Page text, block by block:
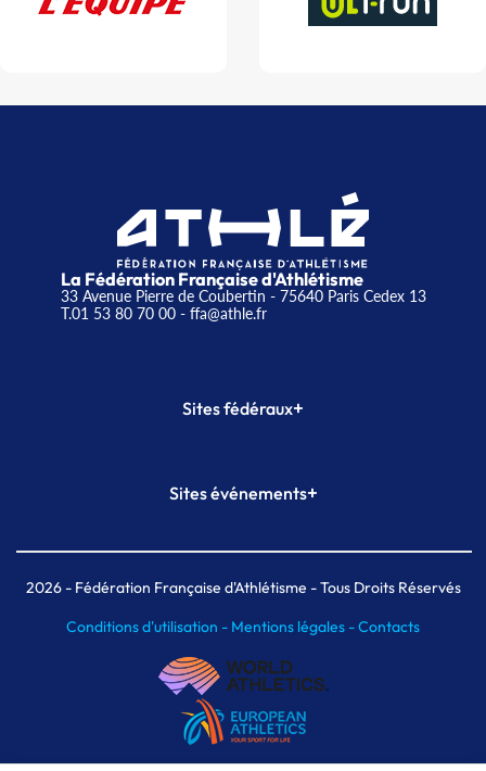
La Fédération Française d'Athlétisme
33 Avenue Pierre de Coubertin - 75640 Paris Cedex 13
T.01 53 80 70 00- ffa@athle.fr
Sites fédéraux+
Plateforme Formation
Sites événements+
Meeting de Paris indoor
MAIF Ekiden de Paris
2026- Fédération Française d'Athlétisme - Tous Droits Réservés
Conditions d'utilisation - Mentions légales -Contacts